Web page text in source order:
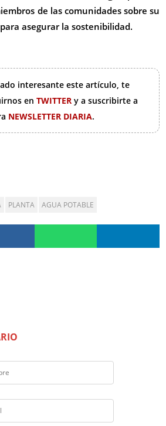
de las comunidades sobre su
asegurar la sostenibilidad.
interesante este artículo, te
en TWITTER y a suscribirte a
NEWSLETTER DIARIA.
PLANTA AGUA POTABLE